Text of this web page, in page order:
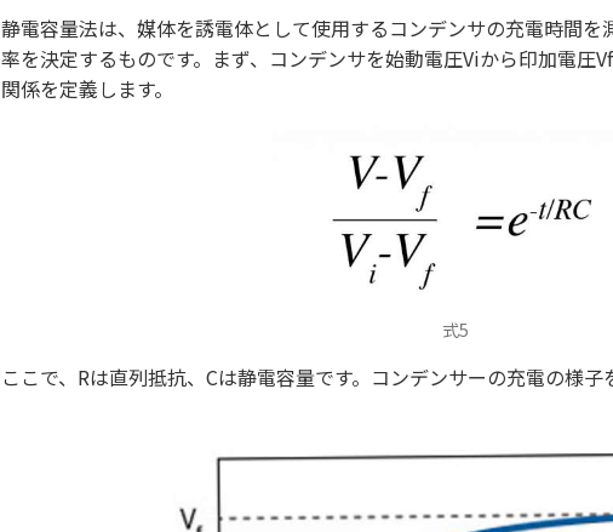
静電容量法は、媒体を誘電体として使用するコンデンサの充電時間を
率を決定するものです。まず、コンデンサを始動電圧Viから印加電圧
関係を定義します。
式5
ここで、Rは直列抵抗、Cは静電容量です。コンデンサーの充電の様子